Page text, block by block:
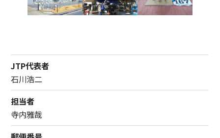
JTP代表者
石川浩二
担当者
寺内雅哉